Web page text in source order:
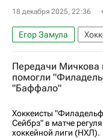
18 декабря 2025, 22:36
Егор Замула
Филадельфия
Национальная
Передачи Мичкова
помогли
"Баффало"
Хоккеисты
Сейбрз" в матче
хоккейной лиги (НХЛ).